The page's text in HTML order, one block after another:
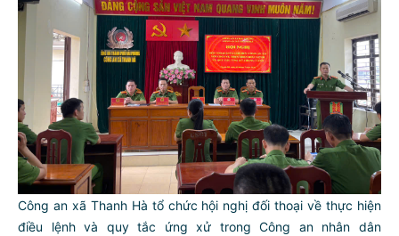
Công an xã Thanh Hà tổ chức hội nghị đối thoại về thực hiện
điều lệnh và quy tắc ứng xử trong Công an nhân dân